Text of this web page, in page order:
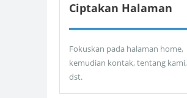
Ciptakan Halaman
Fokuskan pada halaman home,
kemudian kontak, tentang kami,
dst.